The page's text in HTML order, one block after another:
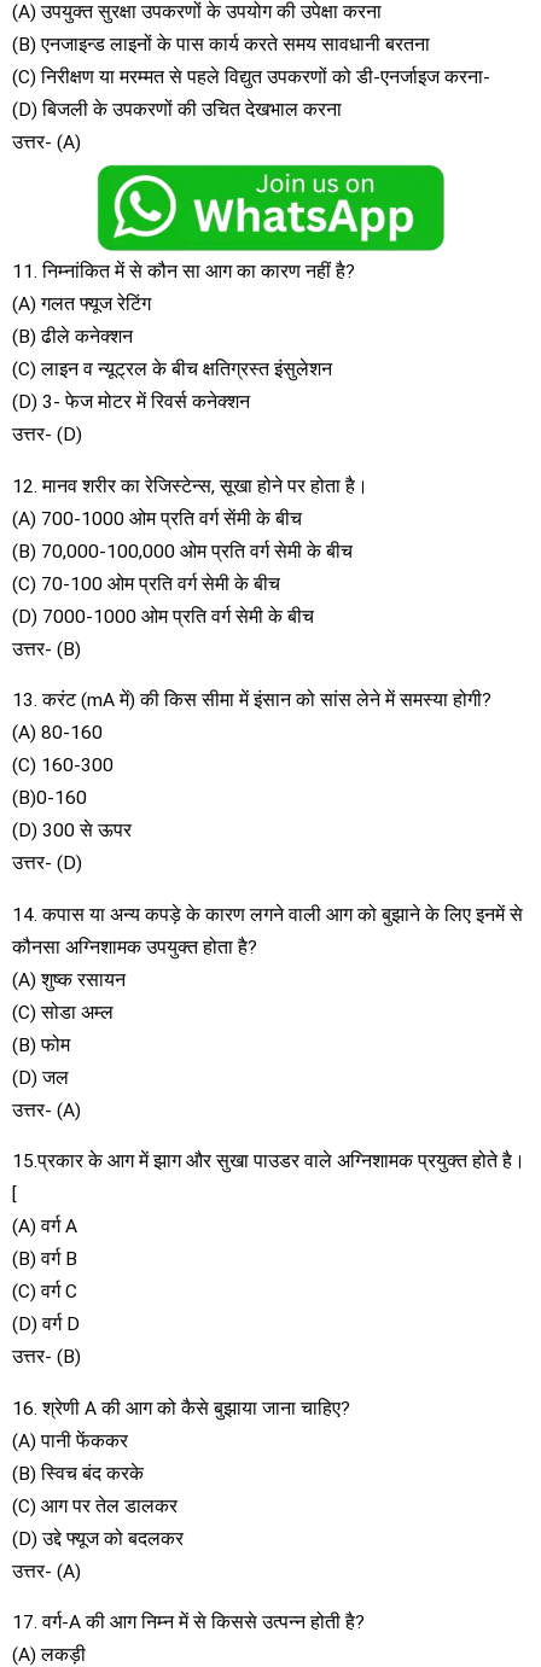
(A) उपयुक्त सुरक्षा उपकरणों के उपयोग की उपेक्षा करना
(B) एनजाइन्ड लाइनों के पास कार्य करते समय सावधानी बरतना
(C) निरीक्षण या मरम्मत से पहले विद्युत उपकरणों को डी-एनर्जाइज करना-
(D) बिजली के उपकरणों की उचित देखभाल करना
उत्तर- (A)
11. निम्नांकित में से कौन सा आग का कारण नहीं है?
(A) गलत फ्यूज रेटिंग
(B) ढीले कनेक्शन
(C) लाइन व न्यूट्रल के बीच क्षतिग्रस्त इंसुलेशन
(D) 3- फेज मोटर में रिवर्स कनेक्शन
उत्तर- (D)
12. मानव शरीर का रेजिस्टेन्स, सूखा होने पर होता है।
(A) 700-1000 ओम प्रति वर्ग सेंमी के बीच
(B) 70,000-100,000 ओम प्रति वर्ग सेमी के बीच
(C) 70-100 ओम प्रति वर्ग सेमी के बीच
(D) 7000-1000 ओम प्रति वर्ग सेमी के बीच
उत्तर- (B)
13. करंट (mA में) की किस सीमा में इंसान को सांस लेने में समस्या होगी?
(A) 80-160
(C) 160-300
(B)0-160
(D) 300 से ऊपर
उत्तर- (D)
14. कपास या अन्य कपड़े के कारण लगने वाली आग को बुझाने के लिए इनमें से
कौनसा अग्निशामक उपयुक्त होता है?
(A) शुष्क रसायन
(C) सोडा अम्ल
(B) फोम
(D) जल
उत्तर- (A)
15.प्रकार के आग में झाग और सुखा पाउडर वाले अग्निशामक प्रयुक्त होते है।
[
(A) वर्ग A
(B) वर्ग B
(C) वर्ग C
(D) वर्ग D
उत्तर- (B)
16. श्रेणी A की आग को कैसे बुझाया जाना चाहिए?
(A) पानी फेंककर
(B) स्विच बंद करके
(C) आग पर तेल डालकर
(D) उद्दे फ्यूज को बदलकर
उत्तर- (A)
17. वर्ग-A की आग निम्न में से किससे उत्पन्न होती है?
(A) लकड़ी